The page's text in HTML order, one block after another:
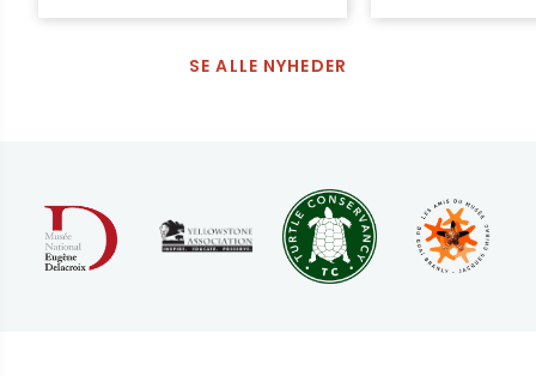
SE ALLE NYHEDER